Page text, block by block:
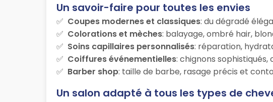
Un savoir-faire pour toutes les envies
Coupes modernes et classiques: du dégradé
Colorations et mèches: balayage, ombré hair,
Soins capillaires personnalisés: réparation,
Coiffures événementielles: chignons
Barber shop: taille de barbe, rasage précis et
Un salon adapté à tous les types de